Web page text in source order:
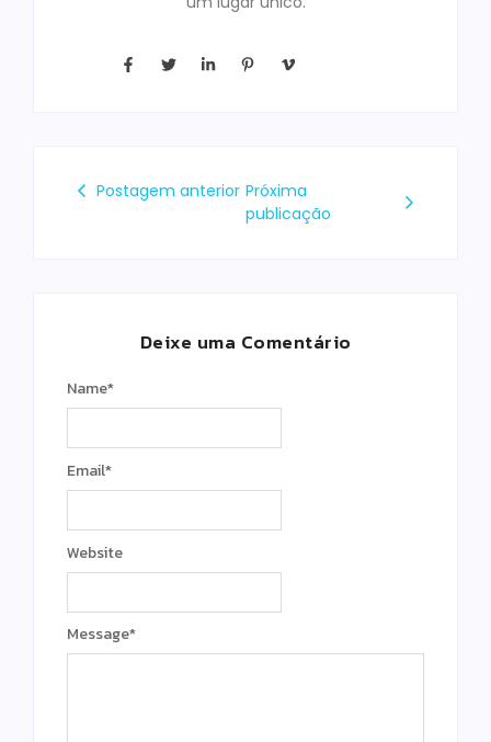
Postagem anterior Próxima
publicação
Deixe uma Comentário
Message*
Name*
Email*
Website